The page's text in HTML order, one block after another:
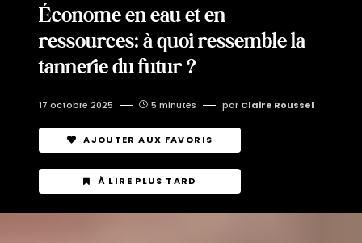
Économe en eau et en
ressources: à quoi ressemble la
tannerie du futur ?
17 octobre 2025 5 minutes par Claire Roussel
AJOUTER AUX FAVORIS
À LIRE PLUS TARD